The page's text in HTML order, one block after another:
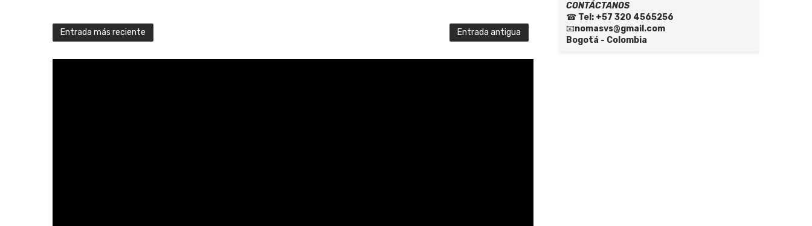
Entrada más reciente Entrada antigua
CONTÁCTANOS
☎ Tel: +57 320 4565256
📧nomasvs@gmail.com
Bogotá - Colombia